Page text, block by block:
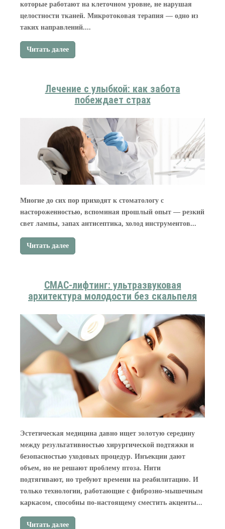
которые работают на клеточном уровне, не нарушая
целостности тканей. Микротоковая терапия — одно из
таких направлений....
Читать далее
Лечение с улыбкой: как забота
побеждает страх
Многие до сих пор приходят к стоматологу с
настороженностью, вспоминая прошлый опыт — резкий
свет лампы, запах антисептика, холод инструментов...
Читать далее
СМАС-лифтинг: ультразвуковая
архитектура молодости без скальпеля
Эстетическая медицина давно ищет золотую середину
между результативностью хирургической подтяжки и
безопасностью уходовых процедур. Инъекции дают
объем, но не решают проблему птоза. Нити
подтягивают, но требуют времени на реабилитацию. И
только технологии, работающие с фиброзно-мышечным
каркасом, способны по-настоящему сместить акценты...
Читать далее